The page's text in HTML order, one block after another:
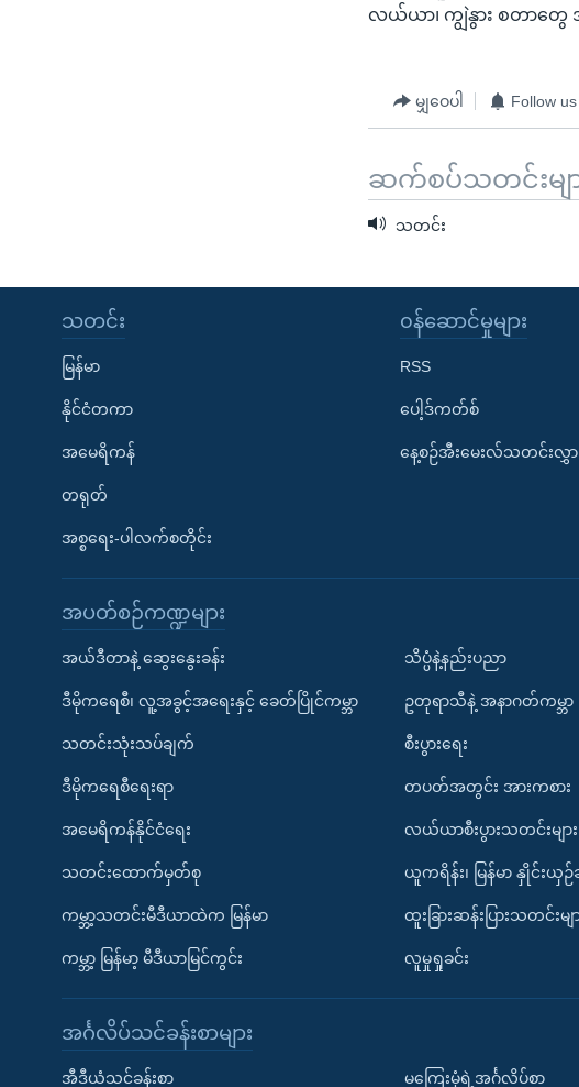
လယ်ယာ၊ ကျွဲနွား စတာတွေ အ
မျှဝေပါ Follow us
ဆက်စပ်သတင်းမျာ
သတင်း
သတင်း
မြန်မာ
နိုင်ငံတကာ
အမေရိကန်
တရုတ်
အစ္စရေး-ပါလက်စတိုင်း
၀န်ဆောင်မှုများ
RSS
ပေါ့ဒ်ကတ်စ်
နေ့စဉ်အီးမေးလ်သတင်းလွှာ
အပတ်စဉ်ကဏ္ဍများ
အယ်ဒီတာနဲ့ ဆွေးနွေးခန်း
ဒီမိုကရေစီ၊ လူ့အခွင့်အရေးနှင့် ခေတ်ပြိုင်ကမ္ဘာ
သတင်းသုံးသပ်ချက်
ဒီမိုကရေစီရေးရာ
အမေရိကန်နိုင်ငံရေး
သတင်းထောက်မှတ်စု
ကမ္ဘာ့သတင်းမီဒီယာထဲက မြန်မာ
ကမ္ဘာ့ မြန်မာ့ မီဒီယာမြင်ကွင်း
သိပ္ပံနဲ့နည်းပညာ
ဥတုရာသီနဲ့ အနာဂတ်ကမ္ဘာ
စီးပွားရေး
တပတ်အတွင်း အားကစား
လယ်ယာစီးပွားသတင်းများ
ယူကရိန်း၊ မြန်မာ နှိုင်းယှဉ်
ထူးခြားဆန်းပြားသတင်းမျ
လူမှုရှုခင်း
အင်္ဂလိပ်သင်ခန်းစာများ
အီဒီယံသင်ခန်းစာ မကြေးမုံရဲ့အင်္ဂလိပ်စာ